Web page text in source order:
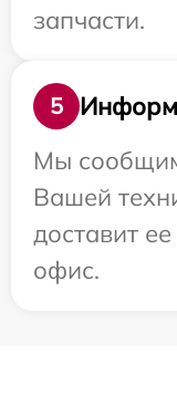
запчасти.
5
Мы
Вашей
доставит
офис.